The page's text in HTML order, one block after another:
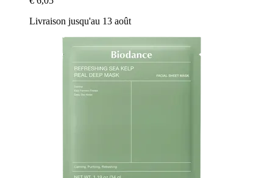
Livraison jusqu'au 13 août